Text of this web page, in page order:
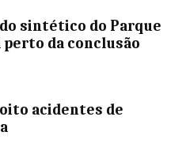
sintético do Parque
da conclusão
acidentes de